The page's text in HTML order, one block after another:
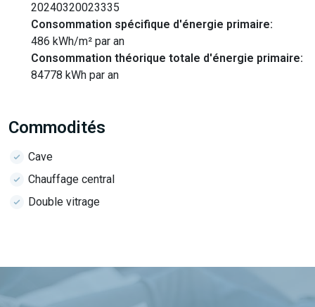
20240320023335
Consommation spécifique d'énergie primaire:
486 kWh/m² par an
Consommation théorique totale d'énergie primaire:
84778 kWh par an
Commodités
Cave
Chauffage central
Double vitrage